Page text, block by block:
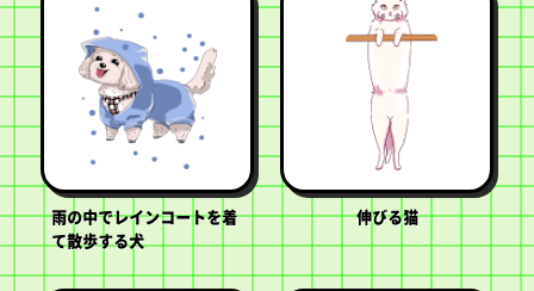
雨の中でレインコートを着
て散歩する犬
伸びる猫